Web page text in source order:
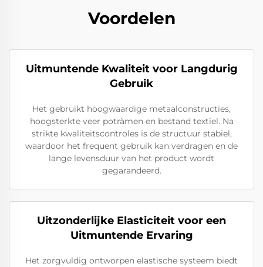
Voordelen
Uitmuntende Kwaliteit voor Langdurig
Gebruik
Het gebruikt hoogwaardige metaalconstructies,
hoogsterkte veer potràmen en bestand textiel. Na
strikte kwaliteitscontroles is de structuur stabiel,
waardoor het frequent gebruik kan verdragen en de
lange levensduur van het product wordt
gegarandeerd.
Uitzonderlijke Elasticiteit voor een
Uitmuntende Ervaring
Het zorgvuldig ontworpen elastische systeem biedt